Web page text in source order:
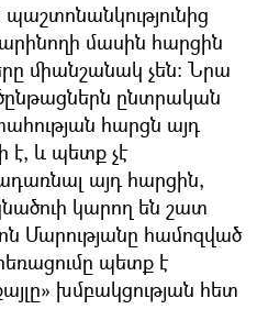
մասին հարցին
միանշանակ չեն։ Նրա
ընտրական
հարցն այդ
է, և պետք չէ
այդ հարցին,
կարող են շատ
Մարությանը համոզված
պետք է
խմբակցության հետ